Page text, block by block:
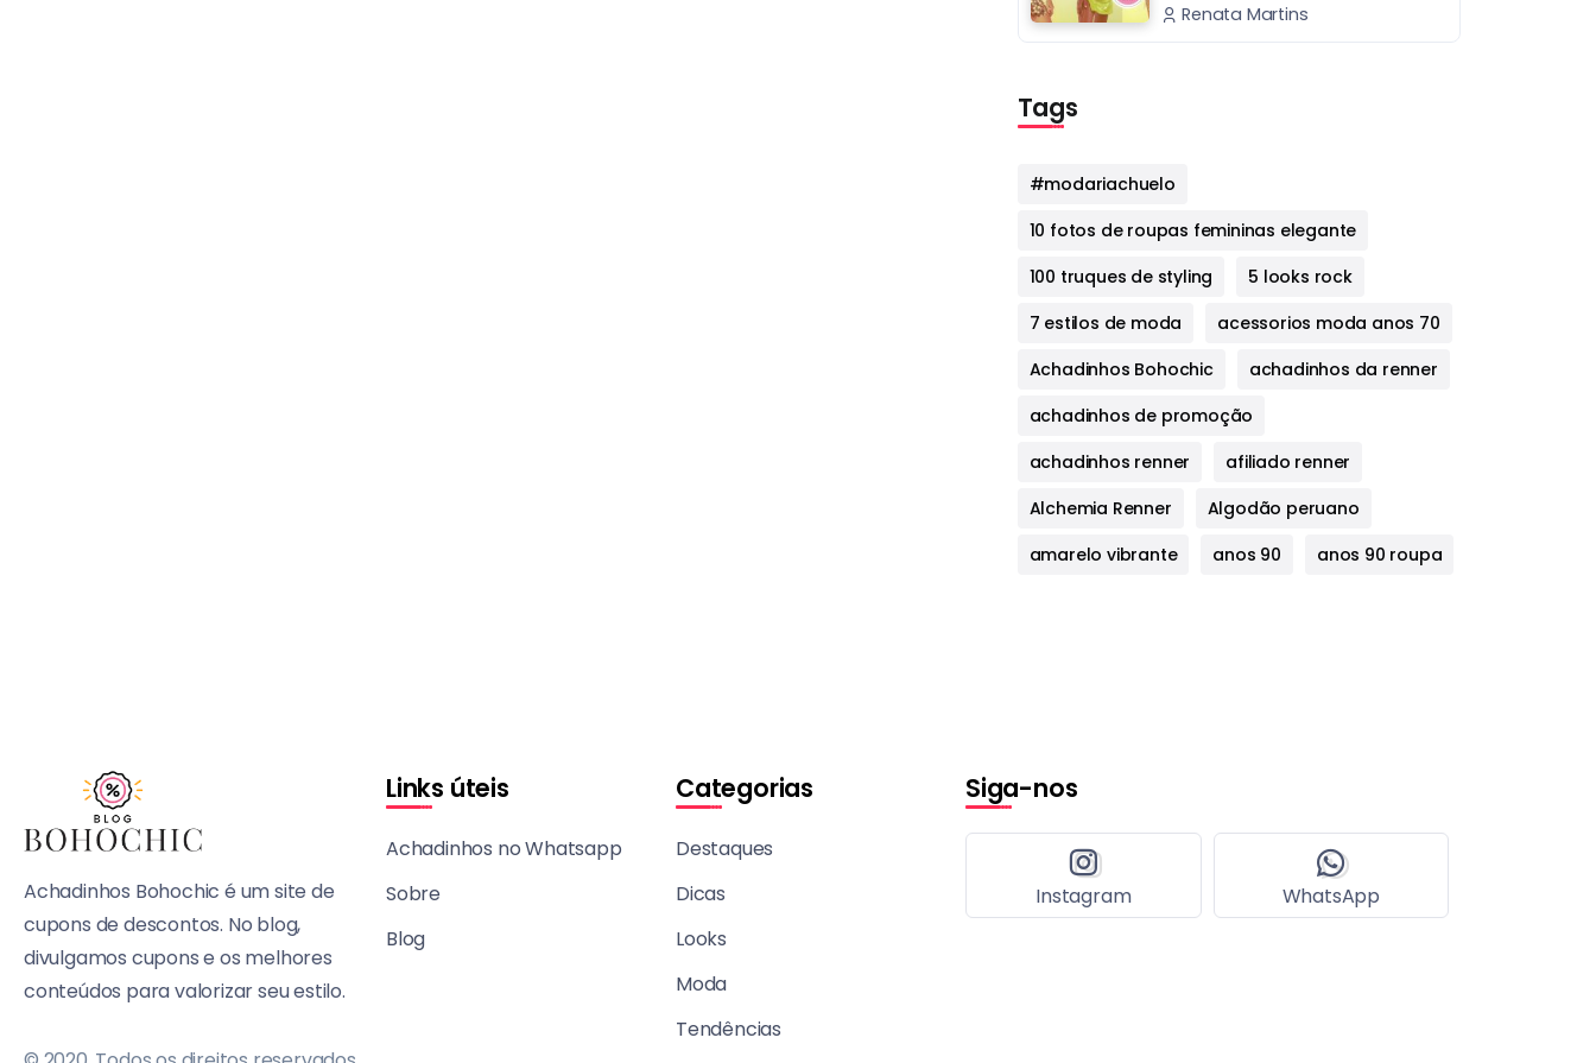
Renata Martins
Tags
#modariachuelo
10 fotos de roupas femininas elegante
100 truques de styling
5 looks rock
7 estilos de moda
acessorios moda anos 70
Achadinhos Bohochic
achadinhos da renner
achadinhos de promoção
achadinhos renner
afiliado renner
Alchemia Renner
Algodão peruano
amarelo vibrante
anos 90 anos 90 roupa
Achadinhos Bohochic é um site de
cupons de descontos. No blog,
divulgamos cupons e os melhores
conteúdos para valorizar seu estilo.
Links úteis
Achadinhos no Whatsapp
Sobre
Blog
Categorias
Destaques
Dicas
Looks
Moda
Tendências
Siga-nos
Instagram WhatsApp